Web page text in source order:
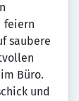
feiern
saubere
Büro.
und